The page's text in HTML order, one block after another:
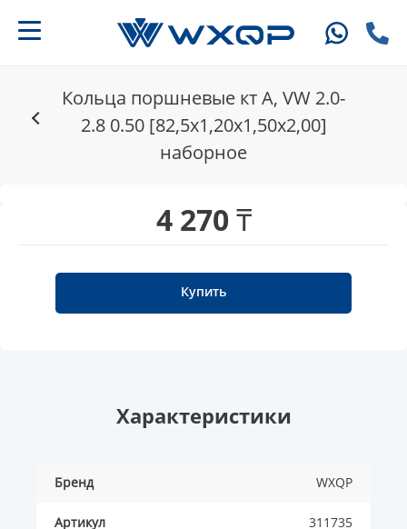
Кольца поршневые кт A, VW 2.0-
2.8 0.50 [82,5x1,20x1,50x2,00]
наборное
4 270 ₸
Купить
Характеристики
Бренд WXQP
Артикул 311735